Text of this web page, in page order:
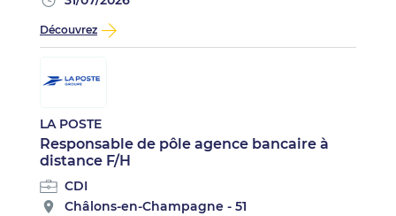
Découvrez
LA POSTE
Responsable de pôle agence bancaire à
distance F/H
CDI
Châlons-en-Champagne - 51